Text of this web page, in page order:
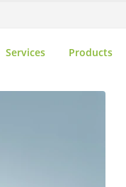
Services Products